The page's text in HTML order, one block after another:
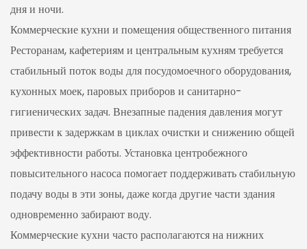
дня и ночи.
Коммерческие кухни и помещения общественного питания
Ресторанам, кафетериям и центральным кухням требуется
стабильный поток воды для посудомоечного оборудования,
кухонных моек, паровых приборов и санитарно-
гигиенических задач. Внезапные падения давления могут
привести к задержкам в циклах очистки и снижению общей
эффективности работы. Установка центробежного
повысительного насоса помогает поддерживать стабильную
подачу воды в эти зоны, даже когда другие части здания
одновременно забирают воду.
Коммерческие кухни часто располагаются на нижних